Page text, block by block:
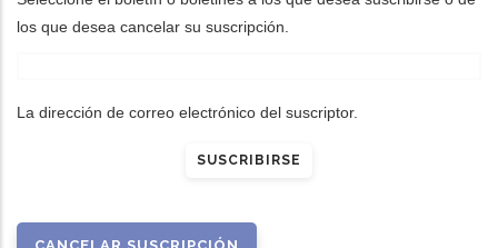
los que desea cancelar su suscripción.
La dirección de correo electrónico del suscriptor.